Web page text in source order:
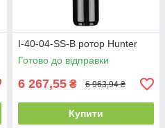
I-40-04-SS-B ротор Hunter
Готово до відправки
6 267,55 ₴ 6 963,94 ₴
Купити